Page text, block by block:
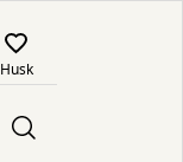
Husk